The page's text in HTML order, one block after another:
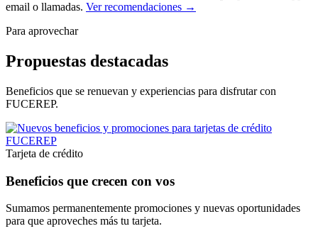
email o llamadas. Ver recomendaciones →
Para aprovechar
Propuestas destacadas
Beneficios que se renuevan y experiencias para disfrutar con
FUCEREP.
Tarjeta de crédito
Beneficios que crecen con vos
Sumamos permanentemente promociones y nuevas oportunidades
para que aproveches más tu tarjeta.